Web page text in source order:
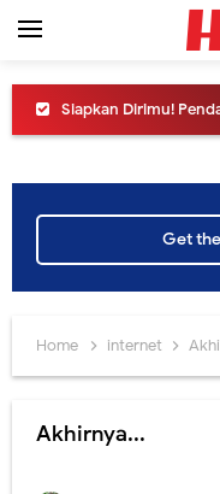
Siapkan Dirimu!
Yuk ikuti
Simak Cara
Get
Home internet
Akhirnya...